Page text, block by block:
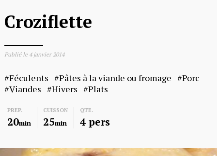
Croziflette
Publié le 4 janvier 2014
Féculents Pâtes à la viande ou fromage
Porc
Viandes
Hivers Plats
PREP.
20min
CUISSON
25min
QTE.
4 pers